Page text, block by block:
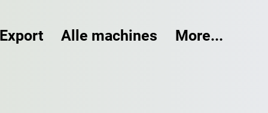
Export Alle machines More...